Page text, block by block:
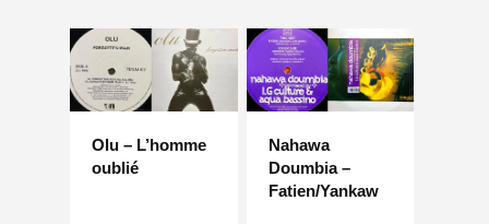
Olu – L’homme
oublié
Nahawa
Doumbia –
Fatien/Yankaw